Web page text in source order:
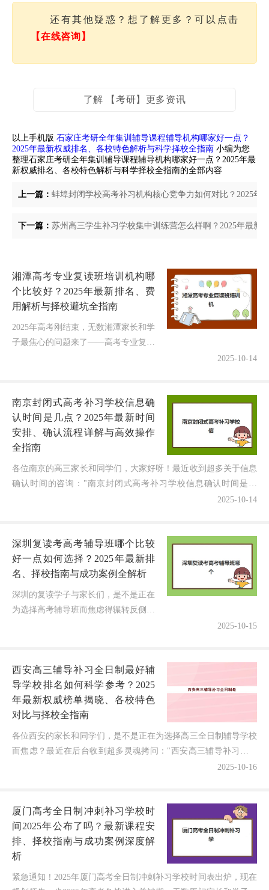
还有其他疑惑？想了解更多？可以点击
【在线咨询】
了解 【考研】更多资讯
以上手机版 石家庄考研全年集训辅导课程辅导机构哪家好一点？
2025年最新权威排名、各校特色解析与科学择校全指南 小编为您
整理石家庄考研全年集训辅导课程辅导机构哪家好一点？2025年最
新权威排名、各校特色解析与科学择校全指南的全部内容
上一篇： 蚌埠封闭学校高考补习机构核心竞争力如何对比？2025年
下一篇： 苏州高三学生补习学校集中训练营怎么样啊？2025年最新
湘潭高考专业复读班培训机构哪
个比较好？2025年最新排名、费
用解析与择校避坑全指南
2025年高考刚结束，无数湘潭家长和学
子最焦心的问题来了——高考专业复读
2025-10-14
南京封闭式高考补习学校信息确
认时间是几点？2025年最新时间
安排、确认流程详解与高效操作
全指南
各位南京的高三家长和同学们，大家好呀！最近收到超多关于信息
确认时间的咨询："南京封闭式高考补习学校信息确认时间是几
点？"作为在教育领域深耕7年的博主，今天我将用最新政策数...
2025-10-14
深圳复读考高考辅导班哪个比较
好一点如何选择？2025年最新排
名、择校指南与成功案例全解析
深圳的复读学子与家长们，是不是正在
为选择高考辅导班而焦虑得辗转反侧？
资...
2025-10-15
西安高三辅导补习全日制最好辅
导学校排名如何科学参考？2025
年最新权威榜单揭晓、各校特色
对比与择校全指南
各位西安的家长和同学们，是不是正在为选择高三全日制辅导学校
而焦虑？最近在后台收到超多灵魂拷问："西安高三辅导补习全日
制最好辅导学校排名到底该怎么看？2025年如何避开宣传...2025-10-16
厦门高考全日制冲刺补习学校时
间2025年公布了吗？最新课程安
排、择校指南与成功案例深度解
析
紧急通知！2025年厦门高考全日制冲刺补习学校时间表出炉，现在